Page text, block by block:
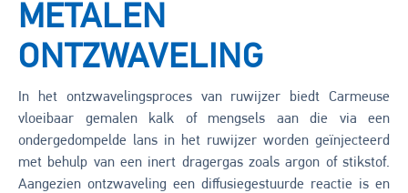
METALEN
ONTZWAVELING
In het ontzwavelingsproces van ruwijzer biedt Carmeuse
vloeibaar gemalen kalk of mengsels aan die via een
ondergedompelde lans in het ruwijzer worden geïnjecteerd
met behulp van een inert dragergas zoals argon of stikstof.
Aangezien ontzwaveling een diffusiegestuurde reactie is en